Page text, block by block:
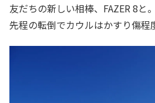
友だちの新しい相棒、FAZER 8と。
先程の転倒でカウルはかすり傷程